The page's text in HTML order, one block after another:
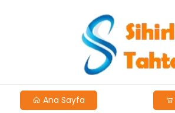
Copyright © 2026 Agent
Ana Sayfa